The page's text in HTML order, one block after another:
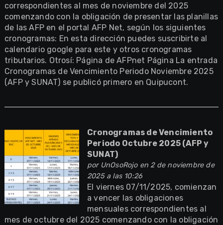
correspondientes al mes de noviembre del 2025
comenzando con la obligación de presentar las planillas
de las AFP en el portal AFP Net, según los siguientes
cronogramas: En esta dirección puedes suscribirte al
calendario google para este y otros cronogramas
tributarios. Otrosí: Página de AFPnet Página La entrada
Cronogramas de Vencimiento Periodo Noviembre 2025
(AFP y SUNAT) se publicó primero en Quipucont.
Cronogramas de Vencimiento
Periodo Octubre 2025 (AFP y
SUNAT)
por UnOsoRojoen 2 de noviembre de
2025 a las 10:26
El viernes 07/11/2025, comienzan
a vencer las obligaciones
mensuales correspondientes al
mes de octubre del 2025 comenzando con la obligación